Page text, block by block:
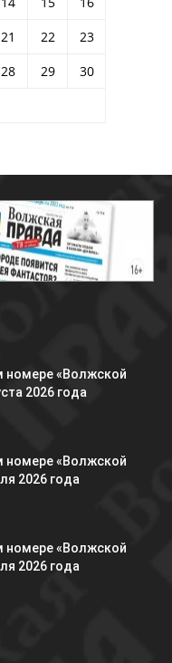
21 22
23
28 29
30
номере «Волжской
2026 года
номере «Волжской
2026 года
номере «Волжской
2026 года